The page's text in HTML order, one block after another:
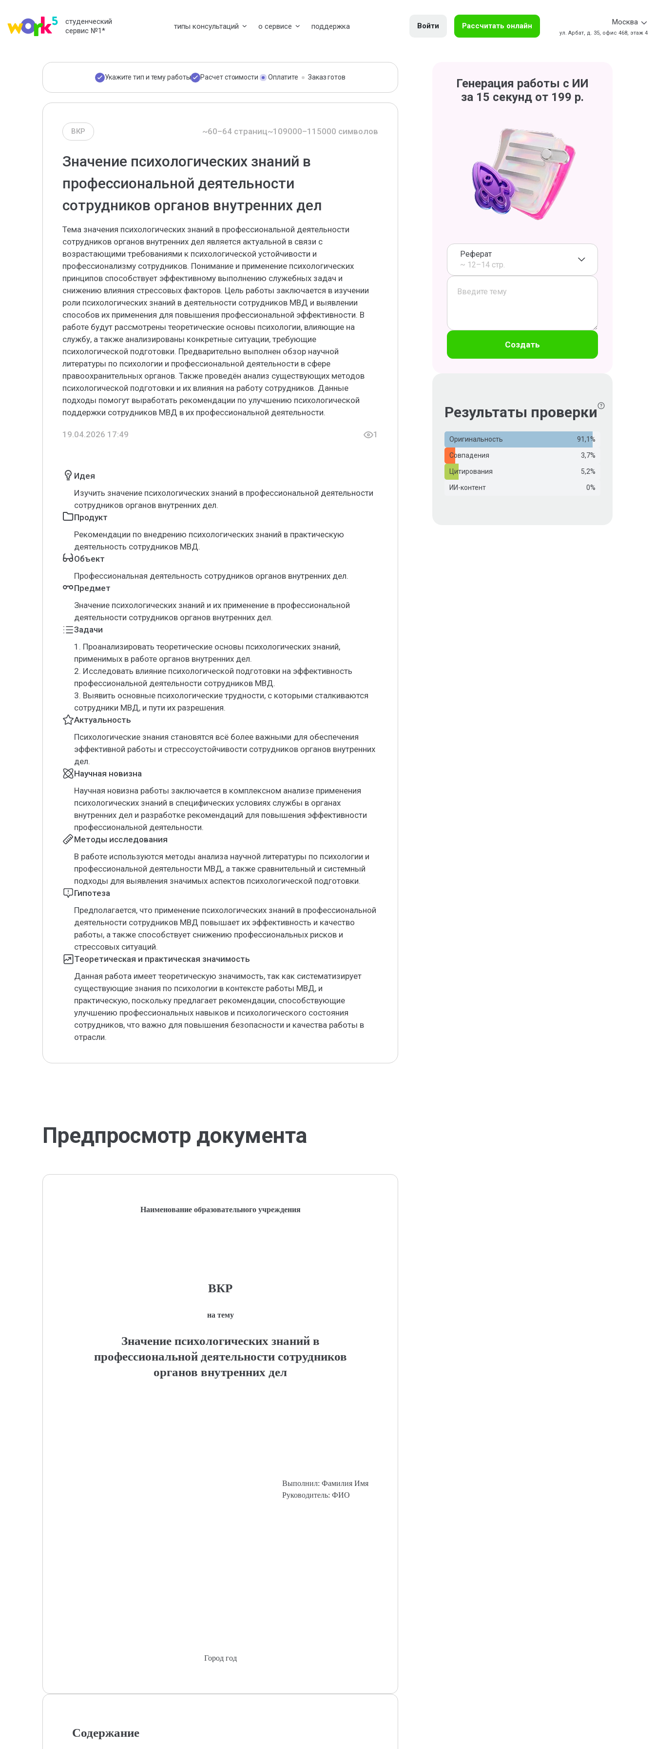
студенческий
сервис №1* типы консультаций о сервисе поддержка Войти Рассчитать онлайн Москва
ул. Арбат, д. 35, офис 468, этаж 4
Укажите тип и тему работы Расчет стоимости Оплатите Заказ готов
ВКР ~60–64 страниц~109000–115000 символов
Значение психологических знаний в
профессиональной деятельности
сотрудников органов внутренних дел
Тема значения психологических знаний в профессиональной деятельности
сотрудников органов внутренних дел является актуальной в связи с
возрастающими требованиями к психологической устойчивости и
профессионализму сотрудников. Понимание и применение психологических
принципов способствует эффективному выполнению служебных задач и
снижению влияния стрессовых факторов. Цель работы заключается в изучении
роли психологических знаний в деятельности сотрудников МВД и выявлении
способов их применения для повышения профессиональной эффективности. В
работе будут рассмотрены теоретические основы психологии, влияющие на
службу, а также анализированы конкретные ситуации, требующие
психологической подготовки. Предварительно выполнен обзор научной
литературы по психологии и профессиональной деятельности в сфере
правоохранительных органов. Также проведён анализ существующих методов
психологической подготовки и их влияния на работу сотрудников. Данные
подходы помогут выработать рекомендации по улучшению психологической
поддержки сотрудников МВД в их профессиональной деятельности.
19.04.2026 17:49 1
Идея
Изучить значение психологических знаний в профессиональной деятельности
сотрудников органов внутренних дел.
Продукт
Рекомендации по внедрению психологических знаний в практическую
деятельность сотрудников МВД.
Объект
Профессиональная деятельность сотрудников органов внутренних дел.
Предмет
Значение психологических знаний и их применение в профессиональной
деятельности сотрудников органов внутренних дел.
Задачи
1. Проанализировать теоретические основы психологических знаний,
применимых в работе органов внутренних дел.
2. Исследовать влияние психологической подготовки на эффективность
профессиональной деятельности сотрудников МВД.
3. Выявить основные психологические трудности, с которыми сталкиваются
сотрудники МВД, и пути их разрешения.
Актуальность
Психологические знания становятся всё более важными для обеспечения
эффективной работы и стрессоустойчивости сотрудников органов внутренних
дел.
Научная новизна
Научная новизна работы заключается в комплексном анализе применения
психологических знаний в специфических условиях службы в органах
внутренних дел и разработке рекомендаций для повышения эффективности
профессиональной деятельности.
Методы исследования
В работе используются методы анализа научной литературы по психологии и
профессиональной деятельности МВД, а также сравнительный и системный
подходы для выявления значимых аспектов психологической подготовки.
Гипотеза
Предполагается, что применение психологических знаний в профессиональной
деятельности сотрудников МВД повышает их эффективность и качество
работы, а также способствует снижению профессиональных рисков и
стрессовых ситуаций.
Теоретическая и практическая значимость
Данная работа имеет теоретическую значимость, так как систематизирует
существующие знания по психологии в контексте работы МВД, и
практическую, поскольку предлагает рекомендации, способствующие
улучшению профессиональных навыков и психологического состояния
сотрудников, что важно для повышения безопасности и качества работы в
отрасли.
Предпросмотр документа
Наименование образовательного учреждения
ВКР
на тему
Значение психологических знаний в
профессиональной деятельности сотрудников
органов внутренних дел
Выполнил: Фамилия Имя
Руководитель: ФИО
Город год
Содержание
Генерация работы с ИИ
за 15 секунд от 199 р.
Реферат
~ 12–14 стр.
Создать
Результаты проверки
Оригинальность 91,1%
Совпадения 3,7%
Цитирования 5,2%
ИИ-контент 0%